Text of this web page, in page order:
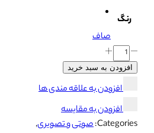
رنگ
صاف
هدفون
بلوتوثی
انکر
مدل
Soundcore
P25i
افزودن به سبد خرید
افزودن به علاقه مندی ها
افزودن به مقایسه
Categories: صوتی و تصویری,